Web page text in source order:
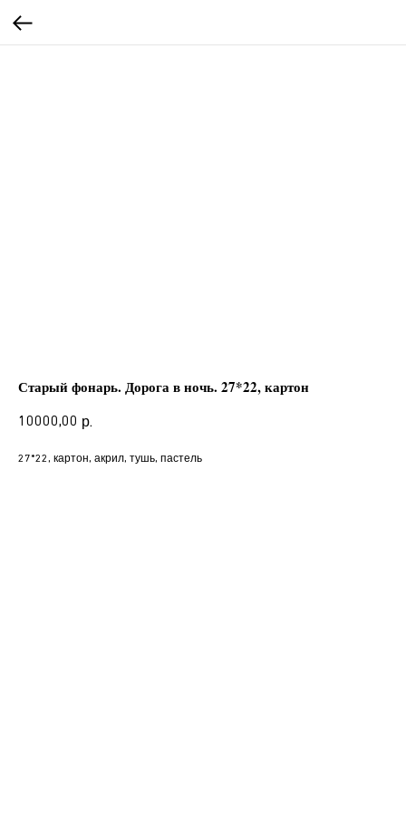
Старый фонарь. Дорога в ночь. 27*22, картон
10000,00 р.
27*22, картон, акрил, тушь, пастель